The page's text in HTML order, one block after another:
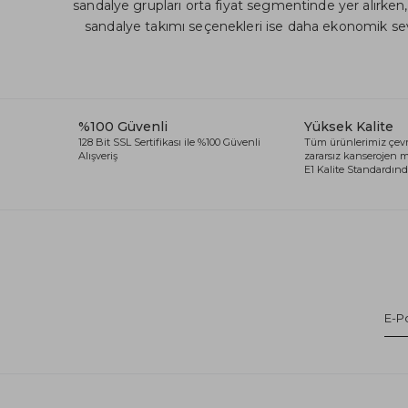
sandalye grupları orta fiyat segmentinde yer
sandalye takımı seçenekleri ise daha ekonomik
%100 Güvenli
128 Bit SSL Sertifikası ile %100 Güvenli
Alışveriş
Yüksek Kalite
Tüm ürünlerimiz
zararsız kanserojen
E1 Kalite